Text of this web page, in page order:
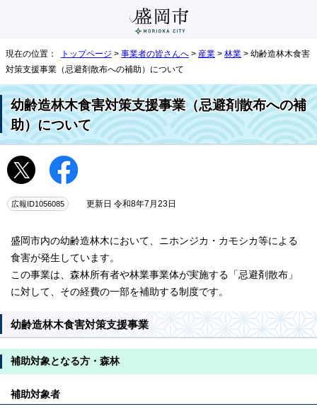
現在の位置： トップページ > 事業者の皆さんへ > 産業 > 林業 > 幼齢造林木食害
対策支援事業（忌避剤散布への補助）について
幼齢造林木食害対策支援事業（忌避剤散布への補
助）について
広報ID1056085 更新日 令和8年7月23日
盛岡市内の幼齢造林木において、ニホンジカ・カモシカ等による
食害が発生しています。
この事業は、森林所有者や林業事業体が実施する「忌避剤散布」
に対して、その経費の一部を補助する制度です。
幼齢造林木食害対策支援事業
補助対象となる方・森林
補助対象者